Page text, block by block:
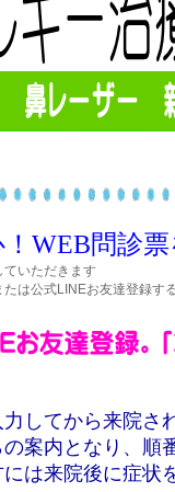
WEB問診票
いただきます
は公式LINEお友達登録す
してから来院さ
案内となり、順
は来院後に症状